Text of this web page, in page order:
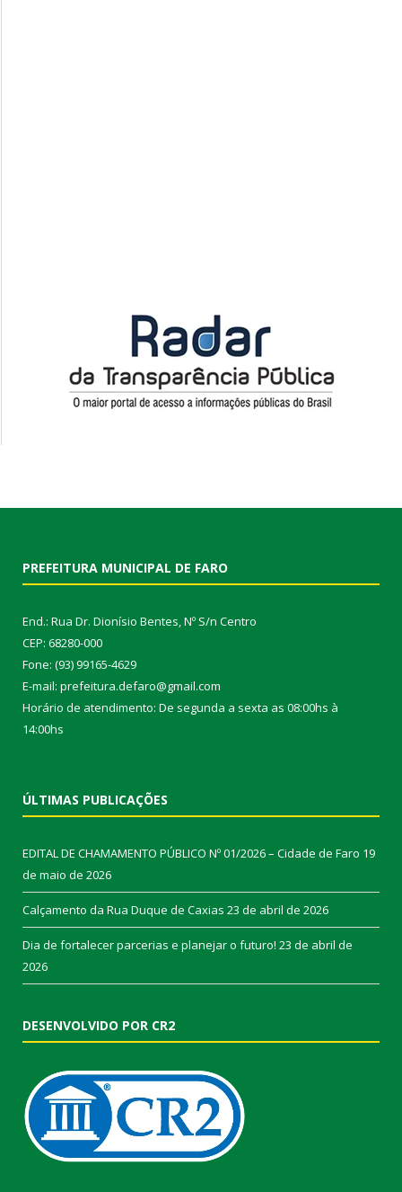
PREFEITURA MUNICIPAL DE FARO
End.: Rua Dr. Dionísio Bentes, Nº S/n Centro
CEP: 68280-000
Fone: (93) 99165-4629
E-mail: prefeitura.defaro@gmail.com
Horário de atendimento: De segunda a sexta as 08:00hs à
14:00hs
ÚLTIMAS PUBLICAÇÕES
EDITAL DE CHAMAMENTO PÚBLICO Nº 01/2026 – Cidade de Faro 19
de maio de 2026
Calçamento da Rua Duque de Caxias 23 de abril de 2026
Dia de fortalecer parcerias e planejar o futuro! 23 de abril de
2026
DESENVOLVIDO POR CR2